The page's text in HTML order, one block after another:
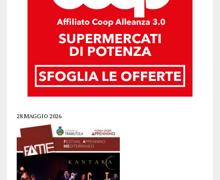
28 MAGGIO 2026